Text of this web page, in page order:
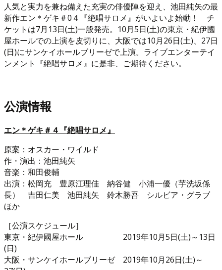
人気と実力を兼ね備えた充実の俳優陣を迎え、池田純矢の最
新作エン＊ゲキ＃0４『絶唱サロメ』がいよいよ始動！ チ
ケットは7月13日(土)一般発売。10月5日(土)の東京・紀伊國
屋ホールでの上演を皮切りに、大阪では10月26日(土)、27日
(日)にサンケイホールブリーゼで上演。ライブエンターテイ
ンメント『絶唱サロメ』に是非、ご期待ください。
公演情報
エン＊ゲキ＃４『絶唱サロメ』
原案：オスカー・ワイルド
作・演出：池田純矢
音楽：和田俊輔
出演：松岡充 豊原江理佳 納谷健 小浦一優（芋洗坂係
長） 吉田仁美 池田純矢 鈴木勝吾 シルビア・グラブ
ほか
［公演スケジュール］
東京・紀伊國屋ホール 2019年10月5日(土)～13日
(日)
大阪・サンケイホールブリーゼ 2019年10月26日(土)～